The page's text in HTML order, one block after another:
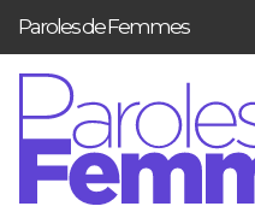
Aller au contenu principal
Paroles de Femmes